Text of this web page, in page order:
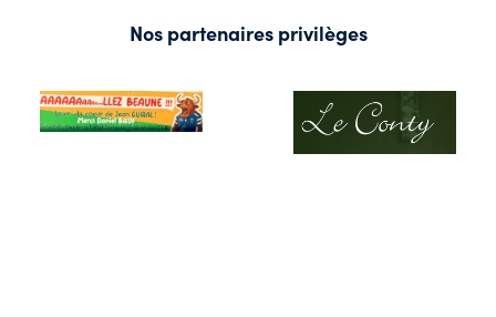
Nos partenaires privilèges